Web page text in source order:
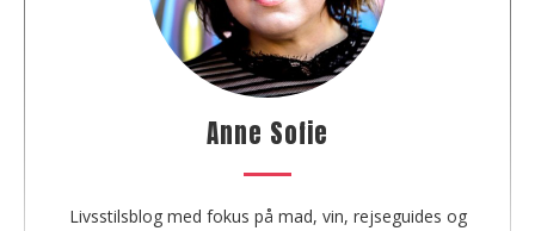
Anne Sofie
Livsstilsblog med fokus på mad, vin, rejseguides og